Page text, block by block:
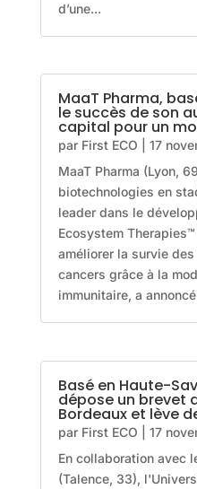
d’une...
MaaT Pharma,
le succès de son
capital pour un
par First ECO
17
MaaT Pharma (Lyon,
biotechnologies en
leader dans le
Ecosystem
améliorer la survie
cancers grâce à la
immunitaire, a
Basé en Haute-
dépose un brevet
Bordeaux et lève
par First ECO
17
En collaboration avec
(Talence, 33),